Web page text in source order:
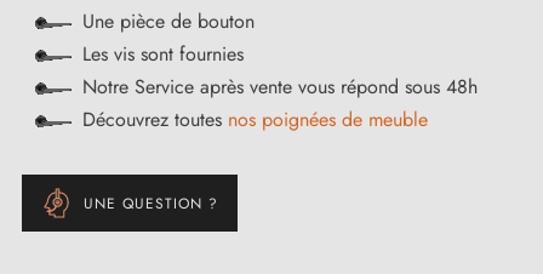
Une pièce de bouton
Les vis sont fournies
Notre Service après vente vous répond sous 48h
Découvrez toutes nos poignées de meuble
UNE QUESTION ?